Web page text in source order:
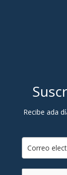
Recibe ada